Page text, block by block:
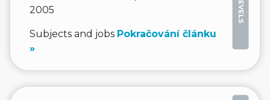
2005
Subjects and jobs Pokračování článku
»